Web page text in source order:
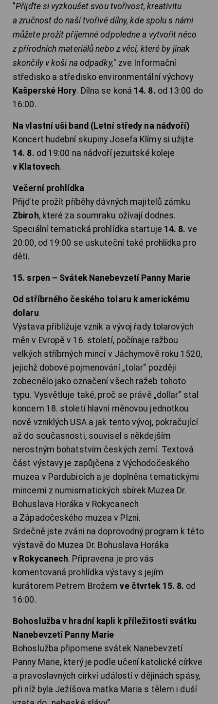
"Přijďte si vyzkoušet svou tvořivost, kreativitu
a zručnost do naší tvořivé dílny, kde spolu s námi
můžete prožít příjemné odpoledne a vytvořit něco
z přírodních materiálů nebo z věcí, které by jinak
skončily v koši na odpadky," zve Informační
středisko a středisko environmentální výchovy
Kašperské Hory. Dílna se koná 14. 8. od 13:00 do
16:00.
Na vlastní uši band (Letní středy na nádvoří)
Koncert hudební skupiny Josefa Klímy si užijte
14. 8. od 19:00 na nádvoří jezuitské koleje
v Klatovech.
Večerní prohlídka
Přijďte prožít příběhy dávných majitelů zámku
Zbiroh, které za soumraku ožívají dodnes.
Speciální tematická prohlídka startuje 14. 8. ve
20:00, od 19:00 se uskuteční také prohlídka pro
děti.
15. srpen – Svátek Nanebevzetí Panny Marie
Od stříbrného českého tolaru k americkému
dolaru
Výstava přibližuje vznik a vývoj řady tolarových
měn v Evropě v 16. století, počínaje ražbou
velkých stříbrných mincí v Jáchymově roku 1520,
jejichž dobové pojmenování „tolar“ později
zobecnělo jako označení všech ražeb tohoto
typu. Vysvětluje také, proč se právě „dollar“ stal
koncem 18. století hlavní měnovou jednotkou
nově vzniklých USA a jak tento vývoj, pokračující
až do současnosti, souvisel s někdejším
nerostným bohatstvím českých zemí. Textová
část výstavy je zapůjčena z Východočeského
muzea v Pardubicích a je doplněna tematickými
mincemi z numismatických sbírek Muzea Dr.
Bohuslava Horáka v Rokycanech
a Západočeského muzea v Plzni.
Srdečně jste zváni na doprovodný program k této
výstavě do Muzea Dr. Bohuslava Horáka
v Rokycanech. Připravena je pro vás
komentovaná prohlídka výstavy s jejím
kurátorem Petrem Brožemve čtvrtek 15. 8. od
16:00.
Bohoslužba v hradní kapli k příležitosti svátku
Nanebevzetí Panny Marie
Bohoslužba připomene svátek Nanebevzetí
Panny Marie, který je podle učení katolické církve
a pravoslavných církví událostí v dějinách spásy,
při níž byla Ježíšova matka Maria s tělem i duší